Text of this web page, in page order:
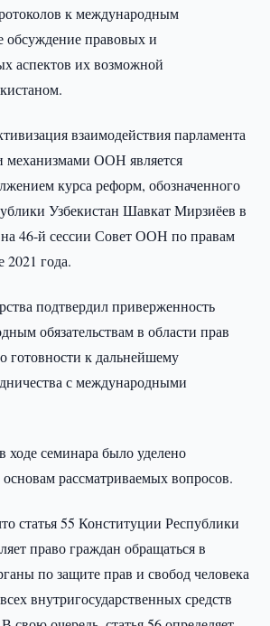
к международным
обсуждение правовых и
аспектов их возможной
взаимодействия парламента
механизмами ООН является
курса реформ, обозначенного
Узбекистан Шавкат Мирзиёев в
46-й сессии Совет ООН по правам
2021 года.
подтвердил приверженность
обязательствам в области прав
готовности к дальнейшему
с международными
ходе семинара было уделено
рассматриваемых вопросов.
статья 55 Конституции Республики
право граждан обращаться в
по защите прав и свобод человека
внутригосударственных средств